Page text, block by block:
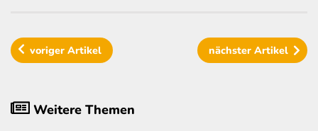
vorigerArtikel nächster Artikel
Weitere Themen